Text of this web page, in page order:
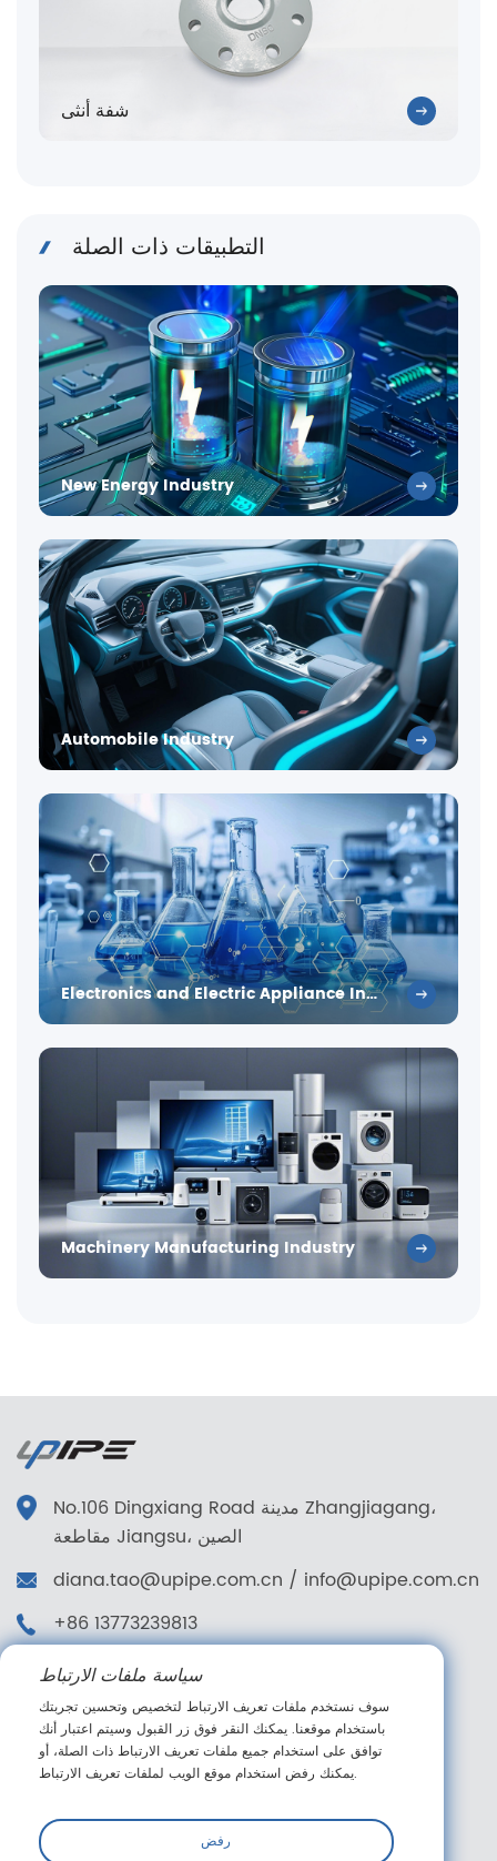
شفة أنثى
التطبيقات ذات الصلة
New Energy Industry
Automobile Industry
Electronics and Electric Appliance Industry
Machinery Manufacturing Industry
No.106 Dingxiang Road مدينة Zhangjiagang،
مقاطعة Jiangsu، الصين
diana.tao@upipe.com.cn / info@upipe.com.cn
+86 13773239813
+86 13773239813
تابعنا
رسالة عبر الإنترنت
سياسة ملفات الارتباط
سوف نستخدم ملفات تعريف الارتباط لتخصيص وتحسين تجربتك
باستخدام موقعنا. يمكنك النقر فوق زر القبول وسيتم اعتبار أنك
توافق على استخدام جميع ملفات تعريف الارتباط ذات الصلة، أو
يمكنك رفض استخدام موقع الويب لملفات تعريف الارتباط.
رفض